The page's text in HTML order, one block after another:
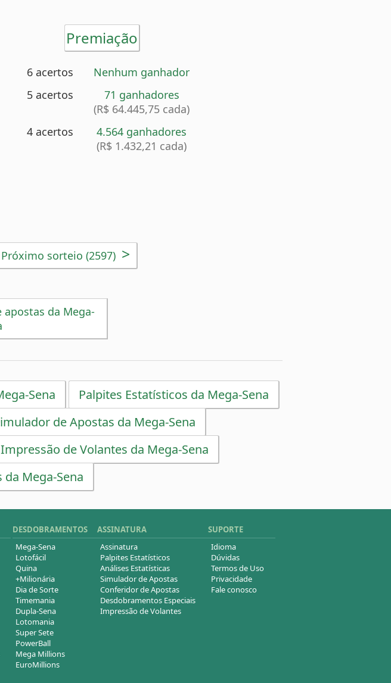
Premiação
6 acertos
Nenhum ganhador
5 acertos
71 ganhadores
(R$ 64.445,75 cada)
4 acertos
4.564 ganhadores
(R$ 1.432,21 cada)
Próximo sorteio (2597) >
da Mega-
Sena
Palpites Estatísticos da Mega-Sena
de Apostas da Mega-Sena
Impressão de Volantes da Mega-Sena
Mega-Sena
DESDOBRAMENTOS
Mega-Sena
Lotofácil
Quina
+Milionária
Dia de Sorte
Timemania
Dupla-Sena
Lotomania
Super Sete
PowerBall
Mega Millions
EuroMillions
ASSINATURA
Assinatura
Palpites Estatísticos
Análises Estatísticas
Simulador de Apostas
Conferidor de Apostas
Desdobramentos Especiais
Impressão de Volantes
SUPORTE
Idioma
Dúvidas
Termos de Uso
Privacidade
Fale conosco